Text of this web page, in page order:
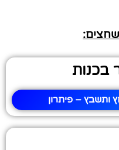
בכנות
– פיתרון